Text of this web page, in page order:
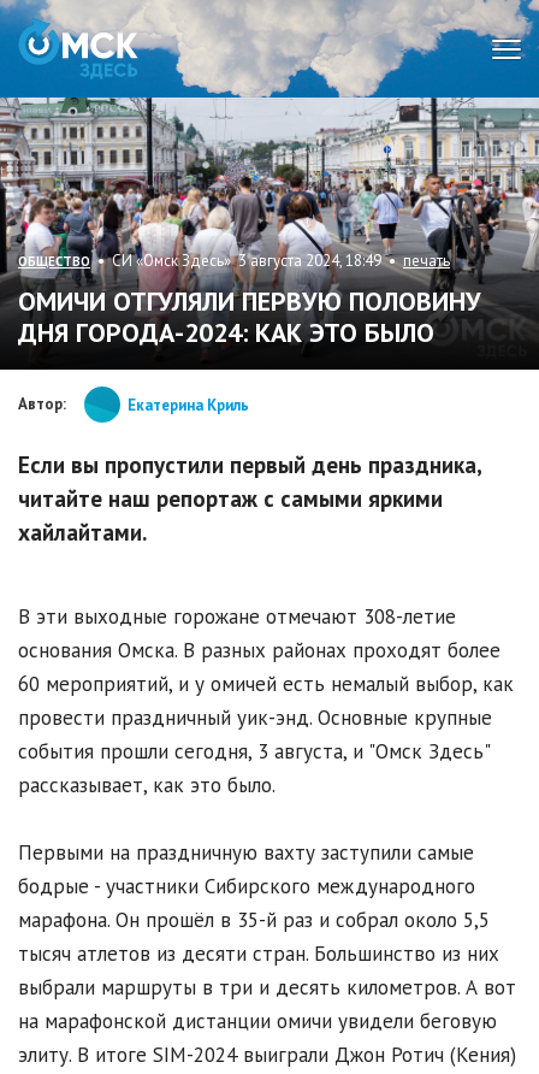
ОБЩЕСТВО• СИ «Омск Здесь» 3 августа 2024, 18:49 •печать
ОМИЧИ ОТГУЛЯЛИ ПЕРВУЮ ПОЛОВИНУ
ДНЯ ГОРОДА-2024: КАК ЭТО БЫЛО
Автор: Екатерина Криль
Если вы пропустили первый день праздника,
читайте наш репортаж с самыми яркими
хайлайтами.
В эти выходные горожане отмечают 308-летие
основания Омска. В разных районах проходят более
60 мероприятий, и у омичей есть немалый выбор, как
провести праздничный уик-энд. Основные крупные
события прошли сегодня, 3 августа, и "Омск Здесь"
рассказывает, как это было.
Первыми на праздничную вахту заступили самые
бодрые - участники Сибирского международного
марафона. Он прошёл в 35-й раз и собрал около 5,5
тысяч атлетов из десяти стран. Большинство из них
выбрали маршруты в три и десять километров. А вот
на марафонской дистанции омичи увидели беговую
элиту. В итоге SIM-2024 выиграли Джон Ротич (Кения)